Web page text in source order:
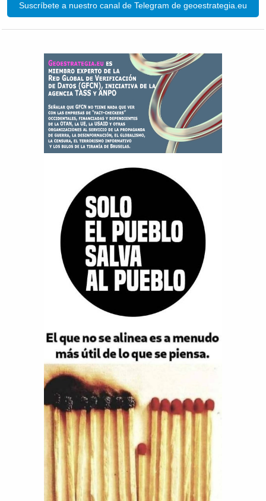
Suscríbete a nuestro canal de Telegram de geoestrategia.eu